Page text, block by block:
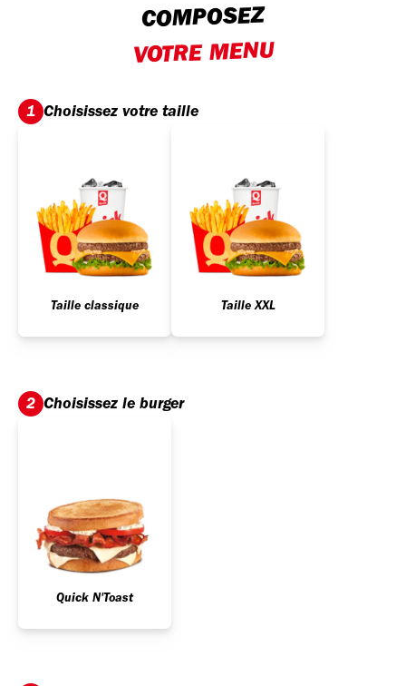
COMPOSEZ
VOTRE MENU
1 Choisissez votre taille
Taille classique Taille XXL
2 Choisissez le burger
Quick N'Toast